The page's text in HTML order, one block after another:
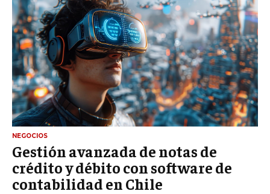
NEGOCIOS
Gestión avanzada de notas de
crédito y débito con software de
contabilidad en Chile